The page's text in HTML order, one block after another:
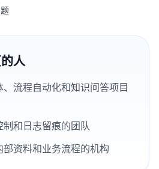
人
流程自动化和知识问答项目
和日志留痕的团队
资料和业务流程的机构